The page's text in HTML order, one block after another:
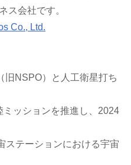
ス会社です。
Co., Ltd.
旧NSPO）と人工衛星打ち
ッションを推進し、2024
ステーションにおける宇宙